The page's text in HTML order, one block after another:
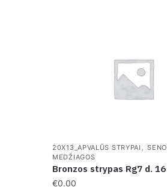
20X13_APVALŪS STRYPAI ,
MEDŽIAGOS
Bronzos strypas Rg7 d.
€0.00